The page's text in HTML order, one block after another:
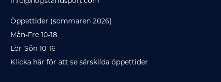
Öppettider (sommaren 2026)
Mån-Fre 10-18
Lör-Sön 10-16
Klicka här för att se särskilda öppettider